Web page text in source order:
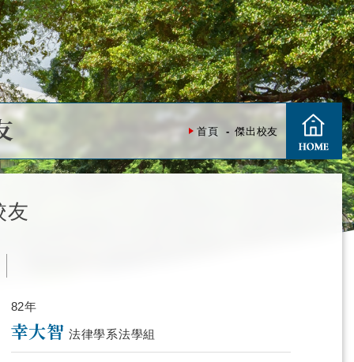
首頁 傑出校友
友
82年
幸大智 法律學系法學組